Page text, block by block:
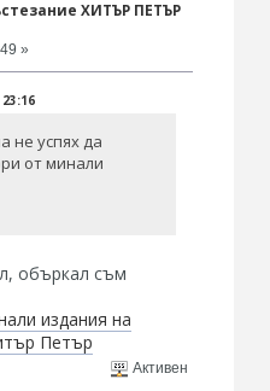
ХИТЪР ПЕТЪР
»
не успях да
от минали
объркал съм
издания на
Петър
Активен